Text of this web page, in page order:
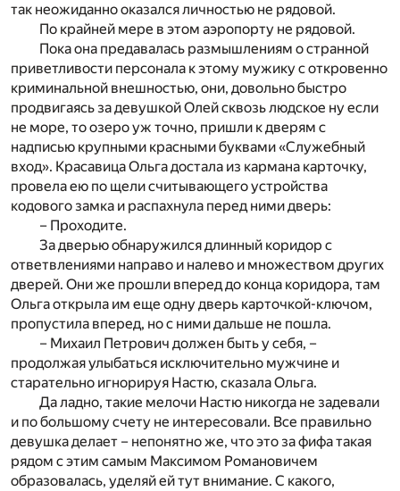
так неожиданно оказался личностью не рядовой.
По крайней мере в этом аэропорту не рядовой.
Пока она предавалась размышлениям о странной
приветливости персонала к этому мужику с откровенно
криминальной внешностью, они, довольно быстро
продвигаясь за девушкой Олей сквозь людское ну если
не море, то озеро уж точно, пришли к дверям с
надписью крупными красными буквами «Служебный
вход». Красавица Ольга достала из кармана карточку,
провела ею по щели считывающего устройства
кодового замка и распахнула перед ними дверь:
– Проходите.
За дверью обнаружился длинный коридор с
ответвлениями направо и налево и множеством других
дверей. Они же прошли вперед до конца коридора, там
Ольга открыла им еще одну дверь карточкой-ключом,
пропустила вперед, но с ними дальше не пошла.
– Михаил Петрович должен быть у себя, –
продолжая улыбаться исключительно мужчине и
старательно игнорируя Настю, сказала Ольга.
Да ладно, такие мелочи Настю никогда не задевали
и по большому счету не интересовали. Все правильно
девушка делает – непонятно же, что это за фифа такая
рядом с этим самым Максимом Романовичем
образовалась, уделяй ей тут внимание. С какого,